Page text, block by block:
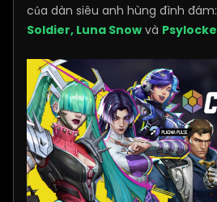
của dàn siêu anh hùng đình đám:
Soldier, Luna Snow và Psylocke